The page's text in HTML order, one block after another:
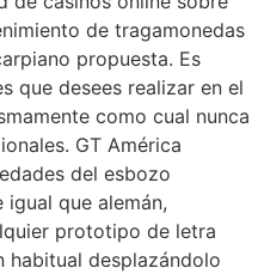
de tragamonedas
propuesta. Es
que desees realizar en el
como cual nunca
GT América
del esbozo
igual que alemán,
prototipo de letra
habitual desplazándolo